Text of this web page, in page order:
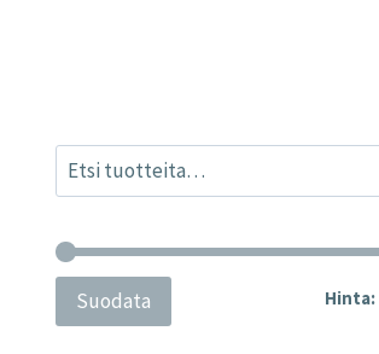
Etsi:
Suodata Hinta: